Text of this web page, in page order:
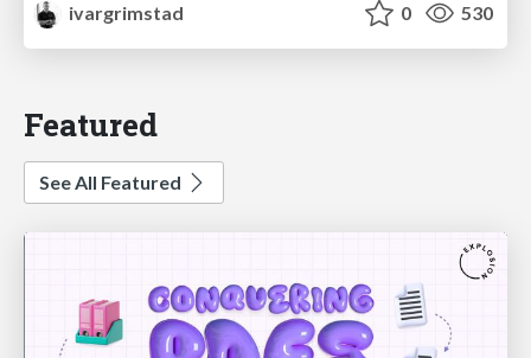
ivargrimstad
0 530
Featured
See All Featured